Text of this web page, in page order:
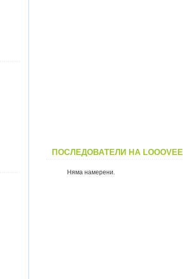
ПОСЛЕДОВАТЕЛИ НА LOOOVEE
Няма намерени.